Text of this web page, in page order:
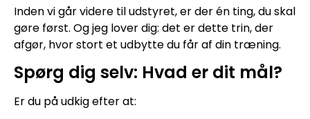
Inden vi går videre til udstyret, er der én ting, du skal
gøre først. Og jeg lover dig: det er dette trin, der
afgør, hvor stort et udbytte du får af din træning.
Spørg dig selv: Hvad er dit mål?
Er du på udkig efter at: